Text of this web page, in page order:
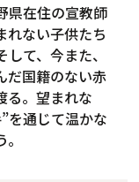
県在住の宣教師
れない子供たち
て、今また、
だ国籍のない赤
る。望まれな
を通じて温かな